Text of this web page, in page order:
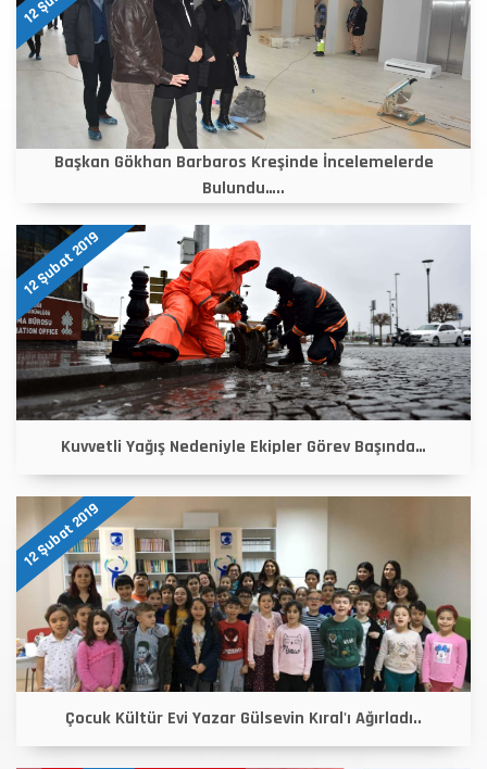
Başkan Gökhan Barbaros Kreşinde İncelemelerde
Bulundu…..
12 Şubat 2019
Kuvvetli Yağış Nedeniyle Ekipler Görev Başında…
12 Şubat 2019
Çocuk Kültür Evi Yazar Gülsevin Kıral'ı Ağırladı..